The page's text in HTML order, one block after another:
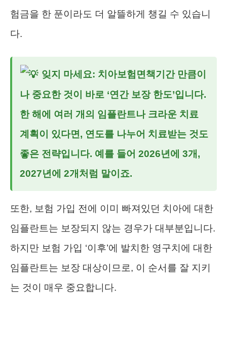
험금을 한 푼이라도 더 알뜰하게 챙길 수 있습니
다.
잊지 마세요: 치아보험면책기간만큼이
나 중요한 것이 바로 ‘연간 보장 한도’입니다.
한 해에 여러 개의 임플란트나 크라운 치료
계획이 있다면, 연도를 나누어 치료받는 것도
좋은 전략입니다. 예를 들어 2026년에 3개,
2027년에 2개처럼 말이죠.
또한, 보험 가입 전에 이미 빠져있던 치아에 대한
임플란트는 보장되지 않는 경우가 대부분입니다.
하지만 보험 가입 ‘이후’에 발치한 영구치에 대한
임플란트는 보장 대상이므로, 이 순서를 잘 지키
는 것이 매우 중요합니다.